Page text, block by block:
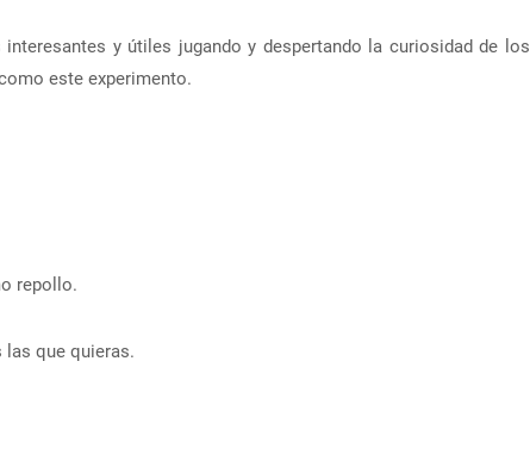
y útiles jugando y despertando la curiosidad de los
este experimento.
repollo.
las que quieras.